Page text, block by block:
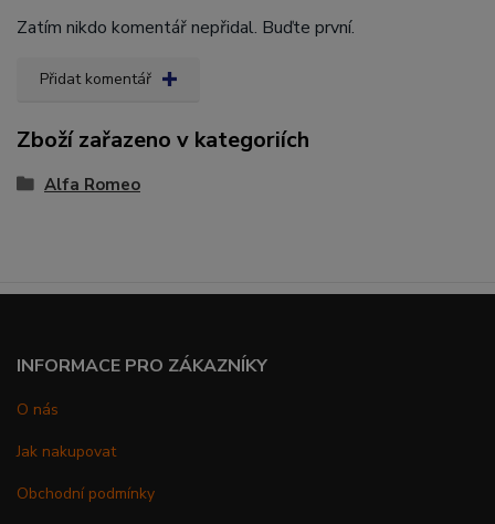
Zatím nikdo komentář nepřidal. Buďte první.
Přidat komentář
Zboží zařazeno v kategoriích
Alfa Romeo
INFORMACE PRO ZÁKAZNÍKY
O nás
Jak nakupovat
Obchodní podmínky